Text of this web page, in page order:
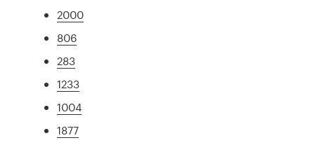
2000
806
283
1233
1004
1877